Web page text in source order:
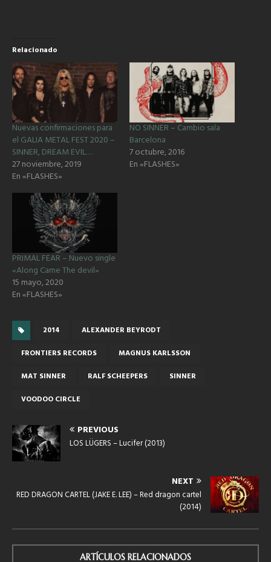
Relacionado
Nuevas confirmaciones para
el GALIA METAL FEST 2020 –
SINNER, DREAM EVIL…
27 noviembre, 2019
En «FLASHES»
NO SINNER – Cambio sala
Barcelona
7 octubre, 2016
En «FLASHES»
PRIMAL FEAR – Nuevo single
«Along Came The devil»
15 mayo, 2020
En «FLASHES»
2014
ALEXANDER BEYRODT
FRONTIERS RECORDS
MAGNUS KARLSSON
MAT SINNER
RALF SCHEEPERS
SINNER
VOODOO CIRCLE
PREVIOUS
LOS LÜGERS – Lucifer (2013)
NEXT
RED DRAGON CARTEL (JAKE E. LEE) – Red dragon cartel
(2014)
ARTÍCULOS RELACIONADOS